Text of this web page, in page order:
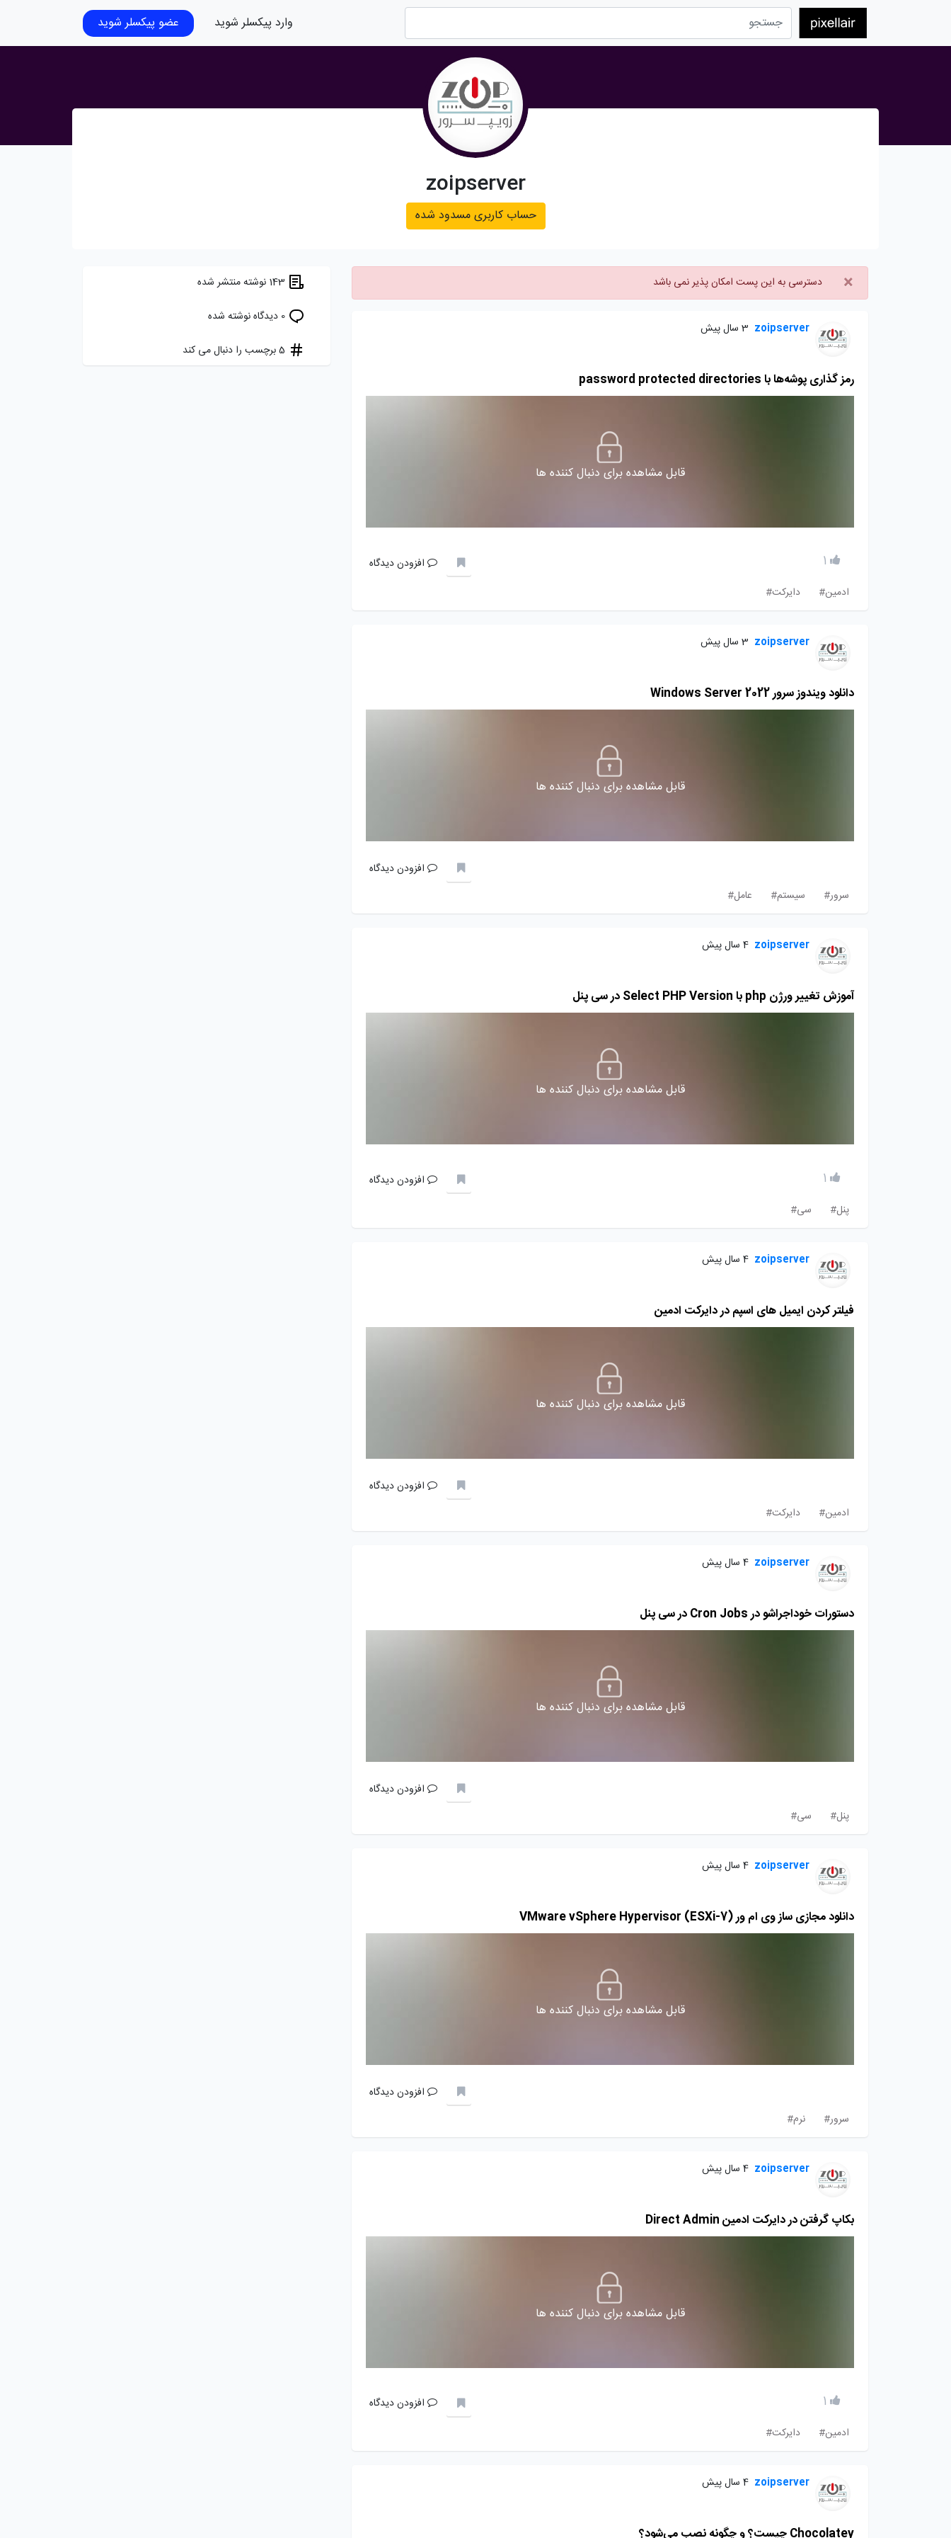
وارد پیکسلر شوید عضو پیکسلر شوید
zoipserver
حساب کاربری مسدود شده
× دسترسی به این پست امکان پذیر نمی باشد
zoipserver 3 سال پیش
رمز گذاری پوشه‌ها با password protected directories
قابل مشاهده برای دنبال کننده ها
1
افزودن دیدگاه
ادمین#
دایرکت#
zoipserver 3 سال پیش
دانلود ویندوز سرور Windows Server 2022
قابل مشاهده برای دنبال کننده ها
افزودن دیدگاه
سرور#
سیستم# عامل#
zoipserver 4 سال پیش
آموزش تغییر ورژن php با Select PHP Version در سی پنل
قابل مشاهده برای دنبال کننده ها
1
افزودن دیدگاه
پنل#
سی#
zoipserver 4 سال پیش
فیلتر کردن ایمیل های اسپم در دایرکت ادمین
قابل مشاهده برای دنبال کننده ها
افزودن دیدگاه
ادمین#
دایرکت#
zoipserver 4 سال پیش
دستورات خوداجراشو در Cron Jobs در سی پنل
قابل مشاهده برای دنبال کننده ها
افزودن دیدگاه
پنل#
سی#
zoipserver 4 سال پیش
دانلود مجازی ساز وی ام ور VMware vSphere Hypervisor (ESXi-7)
قابل مشاهده برای دنبال کننده ها
افزودن دیدگاه
سرور#
نرم#
zoipserver 4 سال پیش
بکاپ گرفتن در دایرکت ادمین Direct Admin
قابل مشاهده برای دنبال کننده ها
1
افزودن دیدگاه
ادمین#
دایرکت#
zoipserver 4 سال پیش